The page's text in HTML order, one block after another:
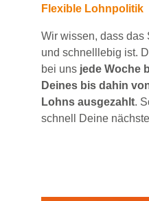
Flexible Lohnpolitik
Wir wissen, dass das
und schnelllebig ist.
bei uns jede Woche
Deines bis dahin
Lohns ausgezahlt.
schnell Deine